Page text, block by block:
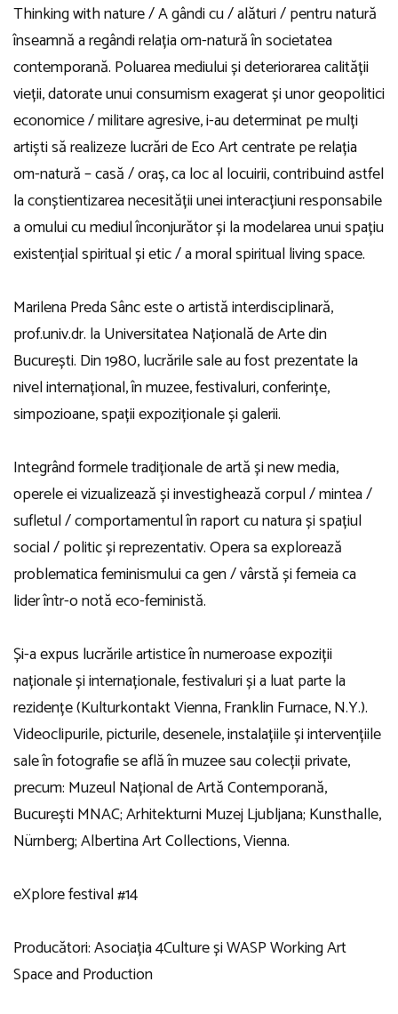
Thinking with nature / A gândi cu / alături / pentru natură
înseamnă a regândi relația om-natură în societatea
contemporană. Poluarea mediului și deteriorarea calității
vieții, datorate unui consumism exagerat și unor geopolitici
economice / militare agresive, i-au determinat pe mulți
artiști să realizeze lucrări de Eco Art centrate pe relația
om-natură – casă / oraș, ca loc al locuirii, contribuind astfel
la conștientizarea necesității unei interacțiuni responsabile
a omului cu mediul înconjurător și la modelarea unui spațiu
existențial spiritual și etic / a moral spiritual living space.
Marilena Preda Sânc este o artistă interdisciplinară,
prof.univ.dr. la Universitatea Națională de Arte din
București. Din 1980, lucrările sale au fost prezentate la
nivel internațional, în muzee, festivaluri, conferințe,
simpozioane, spații expoziționale și galerii.
Integrând formele tradiționale de artă și new media,
operele ei vizualizează și investighează corpul / mintea /
sufletul / comportamentul în raport cu natura și spațiul
social / politic și reprezentativ. Opera sa explorează
problematica feminismului ca gen / vârstă și femeia ca
lider într-o notă eco-feministă.
Și-a expus lucrările artistice în numeroase expoziții
naționale și internaționale, festivaluri și a luat parte la
rezidențe (Kulturkontakt Vienna, Franklin Furnace, N.Y.).
Videoclipurile, picturile, desenele, instalațiile și intervențiile
sale în fotografie se află în muzee sau colecții private,
precum: Muzeul Național de Artă Contemporană,
București MNAC; Arhitekturni Muzej Ljubljana; Kunsthalle,
Nürnberg; Albertina Art Collections, Vienna.
eXplore festival #14
Producători: Asociația4CultureșiWASP Working Art
Space and Production